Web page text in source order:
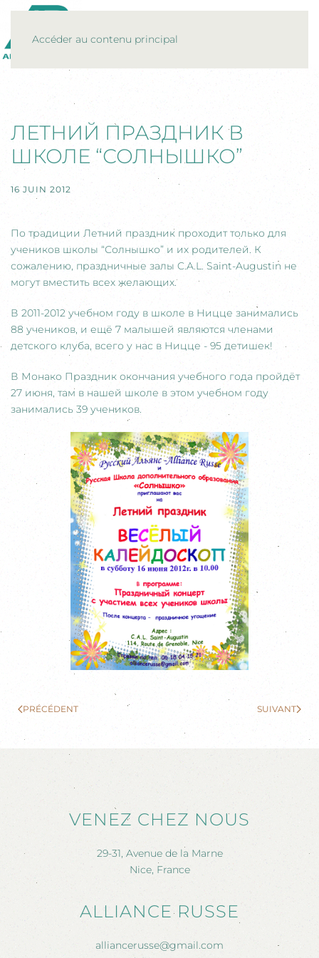
Accéder au contenu principal
ЛЕТНИЙ ПРАЗДНИК В
ШКОЛЕ “СОЛНЫШКО”
16 JUIN 2012
По традиции Летний праздник проходит только для
учеников школы “Солнышко” и их родителей. К
сожалению, праздничные залы C.A.L. Saint-Augustin не
могут вместить всех желающих.
В 2011-2012 учебном году в школе в Ницце занимались
88 учеников, и ещё 7 малышей являются членами
детского клуба, всего у нас в Ницце - 95 детишек!
В Монако Праздник окончания учебного года пройдёт
27 июня, там в нашей школе в этом учебном году
занимались 39 учеников.
PRÉCÉDENT SUIVANT
VENEZ CHEZ NOUS
29-31, Avenue de la Marne
Nice, France
ALLIANCE RUSSE
alliancerusse@gmail.com